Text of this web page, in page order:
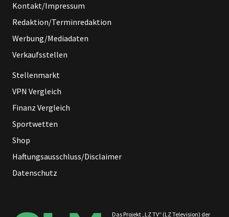
Kontakt/Impressum
Redaktion/Terminredaktion
Werbung/Mediadaten
Verkaufsstellen
Stellenmarkt
VPN Vergleich
Finanz Vergleich
Sportwetten
Shop
Haftungsausschluss/Disclaimer
Datenschutz
Das Projekt „LZ TV“ (LZ Television) der